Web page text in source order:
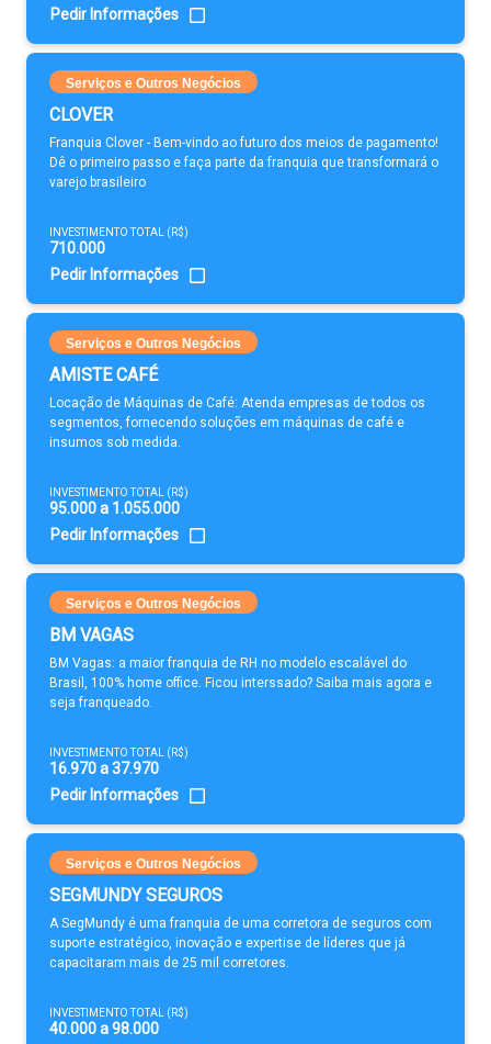
Pedir Informações
Serviços e Outros Negócios
CLOVER
Franquia Clover - Bem-vindo ao futuro dos meios de pagamento!
Dê o primeiro passo e faça parte da franquia que transformará o
varejo brasileiro
INVESTIMENTO TOTAL (R$)
710.000
Pedir Informações
Serviços e Outros Negócios
AMISTE CAFÉ
Locação de Máquinas de Café: Atenda empresas de todos os
segmentos, fornecendo soluções em máquinas de café e
insumos sob medida.
INVESTIMENTO TOTAL (R$)
95.000 a 1.055.000
Pedir Informações
Serviços e Outros Negócios
BM VAGAS
BM Vagas: a maior franquia de RH no modelo escalável do
Brasil, 100% home office. Ficou interssado? Saiba mais agora e
seja franqueado.
INVESTIMENTO TOTAL (R$)
16.970 a 37.970
Pedir Informações
Serviços e Outros Negócios
SEGMUNDY SEGUROS
A SegMundy é uma franquia de uma corretora de seguros com
suporte estratégico, inovação e expertise de líderes que já
capacitaram mais de 25 mil corretores.
INVESTIMENTO TOTAL (R$)
40.000 a 98.000